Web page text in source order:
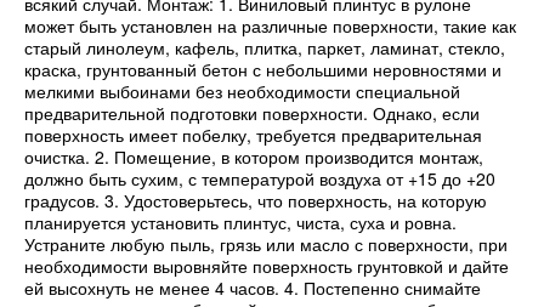
может быть установлен на различные поверхности, такие как
старый линолеум, кафель, плитка, паркет, ламинат, стекло,
краска, грунтованный бетон с небольшими неровностями и
мелкими выбоинами без необходимости специальной
предварительной подготовки поверхности. Однако, если
поверхность имеет побелку, требуется предварительная
очистка. 2. Помещение, в котором производится монтаж,
должно быть сухим, с температурой воздуха от +15 до +20
градусов. 3. Удостоверьтесь, что поверхность, на которую
планируется установить плинтус, чиста, суха и ровна.
Устраните любую пыль, грязь или масло с поверхности, при
необходимости выровняйте поверхность грунтовкой и дайте
ей высохнуть не менее 4 часов. 4. Постепенно снимайте